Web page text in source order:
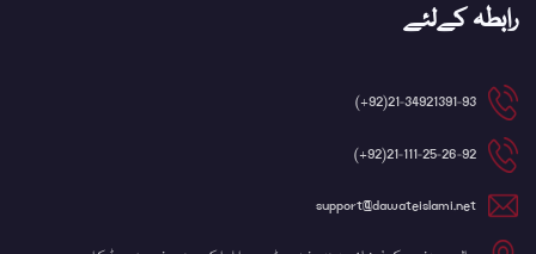
رابطہ کےلئے
21-34921391-93(92+)
21-111-25-26-92(92+)
support@dawateislami.net